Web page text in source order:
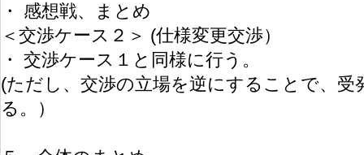
・ 感想戦、まとめ
＜交渉ケース２＞ (仕様変更交渉）
・ 交渉ケース１と同様に行う。
(ただし、交渉の立場を逆にすることで、受
る。）